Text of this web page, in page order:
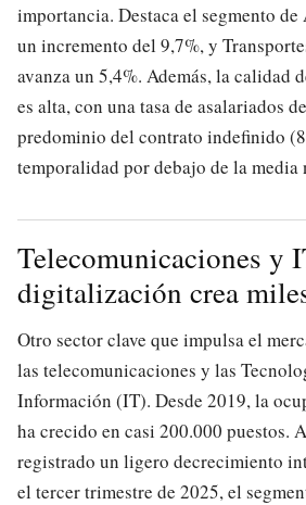
importancia. Destaca el segmento
un incremento del 9,7%, y
avanza un 5,4%. Además, la calidad
es alta, con una tasa de asalariados
predominio del contrato indefinido
temporalidad por debajo de la media
Telecomunicaciones y
digitalización crea
Otro sector clave que impulsa el
las telecomunicaciones y las
Información (IT). Desde 2019, la
ha crecido en casi 200.000 puestos.
registrado un ligero decrecimiento
el tercer trimestre de 2025, el